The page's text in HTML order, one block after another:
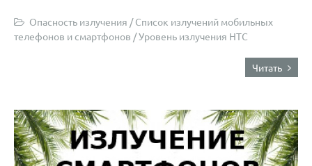
Опасность излучения /Список излучений мобильных
телефонов и смартфонов /Уровень излучения HTC
Читать